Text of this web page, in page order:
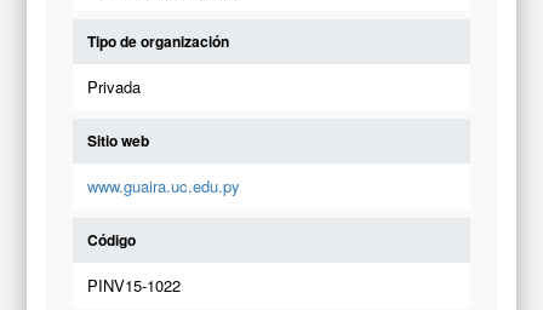
Tipo de organización
Privada
Sitio web
www.guaira.uc.edu.py
Código
PINV15-1022